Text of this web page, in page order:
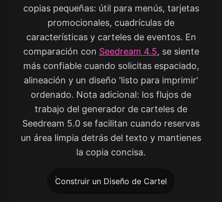
copias pequeñas: útil para menús, tarjetas
promocionales, cuadrículas de
características y carteles de eventos. En
comparación con Seedream 4.5, se siente
más confiable cuando solicitas espaciado,
alineación y un diseño 'listo para imprimir'
ordenado. Nota adicional: los flujos de
trabajo del generador de carteles de
Seedream 5.0 se facilitan cuando reservas
un área limpia detrás del texto y mantienes
la copia concisa.
Construir un Diseño de Cartel